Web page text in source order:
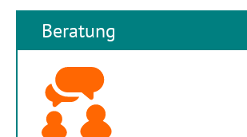
Beratung